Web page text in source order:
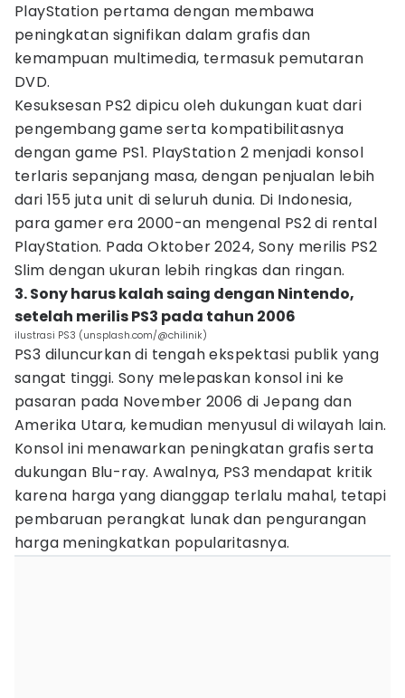
PlayStation pertama dengan membawa
peningkatan signifikan dalam grafis dan
kemampuan multimedia, termasuk pemutaran
DVD.
Kesuksesan PS2 dipicu oleh dukungan kuat dari
pengembang game serta kompatibilitasnya
dengan game PS1. PlayStation 2 menjadi konsol
terlaris sepanjang masa, dengan penjualan lebih
dari 155 juta unit di seluruh dunia. Di Indonesia,
para gamer era 2000-an mengenal PS2 di rental
PlayStation. Pada Oktober 2024, Sony merilis PS2
Slim dengan ukuran lebih ringkas dan ringan.
3. Sony harus kalah saing dengan Nintendo,
setelah merilis PS3 pada tahun 2006
ilustrasi PS3 (unsplash.com/@chilinik)
PS3 diluncurkan di tengah ekspektasi publik yang
sangat tinggi. Sony melepaskan konsol ini ke
pasaran pada November 2006 di Jepang dan
Amerika Utara, kemudian menyusul di wilayah lain.
Konsol ini menawarkan peningkatan grafis serta
dukungan Blu-ray. Awalnya, PS3 mendapat kritik
karena harga yang dianggap terlalu mahal, tetapi
pembaruan perangkat lunak dan pengurangan
harga meningkatkan popularitasnya.